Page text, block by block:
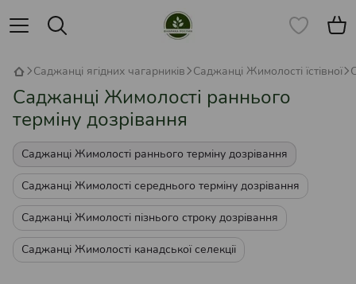
Саджанці ягідних чагарників Саджанці Жимолості їстівної
Саджанці Жимолості раннього
терміну дозрівання
Саджанці Жимолості раннього терміну дозрівання
Саджанці Жимолості середнього терміну дозрівання
Саджанці Жимолості пізнього строку дозрівання
Саджанці Жимолості канадської селекції